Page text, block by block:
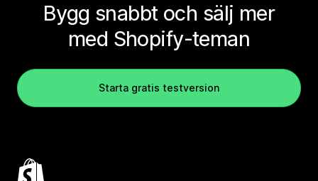
Bygg snabbt och sälj mer
med Shopify-teman
Starta gratis testversion